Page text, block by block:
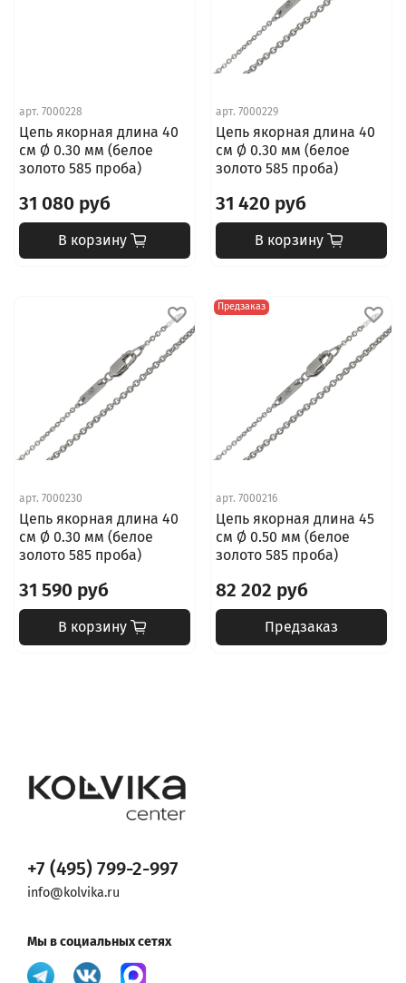
арт. 7000228
Цепь якорная длина 40
см Ø 0.30 мм (белое
золото 585 проба)
31 080 руб
В корзину
арт. 7000229
Цепь якорная длина 40
см Ø 0.30 мм (белое
золото 585 проба)
31 420 руб
В корзину
арт. 7000230
Цепь якорная длина 40
см Ø 0.30 мм (белое
золото 585 проба)
31 590 руб
В корзину
Предзаказ
арт. 7000216
Цепь якорная длина 45
см Ø 0.50 мм (белое
золото 585 проба)
82 202 руб
Предзаказ
+7 (495) 799-2-997
info@kolvika.ru
Мы в социальных сетях